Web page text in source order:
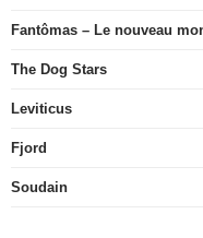
Fantômas – Le nouveau
The Dog Stars
Leviticus
Fjord
Soudain